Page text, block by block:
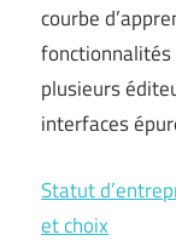
courbe
plusieurs
interfaces
Statut
et choix